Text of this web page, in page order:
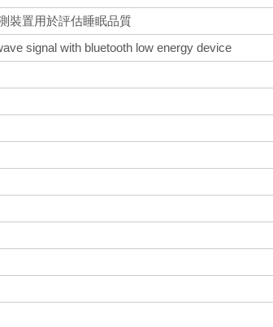
裝置用於評估睡眠品質
signal with bluetooth low energy device